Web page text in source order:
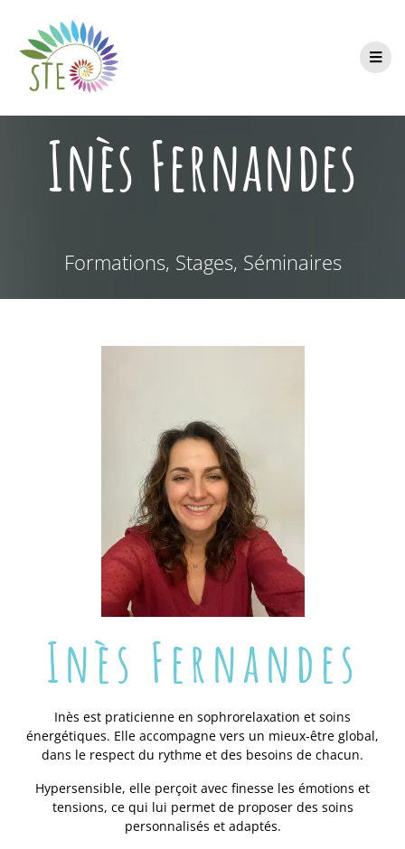
Inès Fernandes
Formations, Stages, Séminaires
Inès Fernandes
Inès est praticienne en sophrorelaxation et soins
énergétiques. Elle accompagne vers un mieux-être global,
dans le respect du rythme et des besoins de chacun.
Hypersensible, elle perçoit avec finesse les émotions et
tensions, ce qui lui permet de proposer des soins
personnalisés et adaptés.